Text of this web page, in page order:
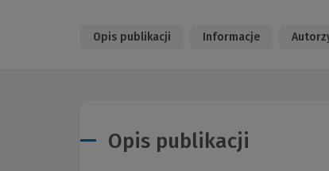
Opis publikacji Informacje
Opis publikacji